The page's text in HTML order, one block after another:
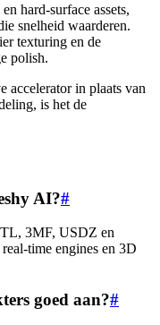
hard-surface assets,
snelheid waarderen.
texturing en de
polish.
accelerator in plaats van
is het de
AI?#
3MF, USDZ en
time engines en 3D
goed aan?#